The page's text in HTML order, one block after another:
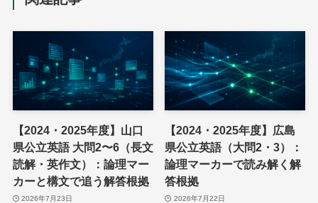
【2024・2025年度】山口
県公立英語 大問2〜6（長文
読解・英作文）：論理マー
カーと構文で追う解答根拠
2026年7月23日
【2024・2025年度】広島
県公立英語（大問2・3）：
論理マーカーで読み解く解
答根拠
2026年7月22日